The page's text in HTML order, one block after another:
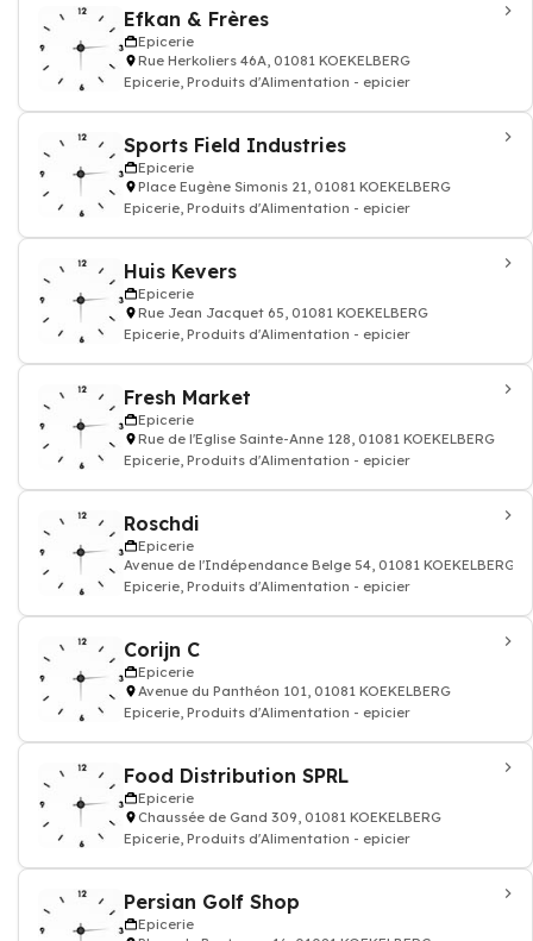
Efkan & Frères
Epicerie
Rue Herkoliers 46A, 01081 KOEKELBERG
Epicerie, Produits d'Alimentation - epicier
Sports Field Industries
Epicerie
Place Eugène Simonis 21, 01081 KOEKELBERG
Epicerie, Produits d'Alimentation - epicier
Huis Kevers
Epicerie
Rue Jean Jacquet 65, 01081 KOEKELBERG
Epicerie, Produits d'Alimentation - epicier
Fresh Market
Epicerie
Rue de l'Eglise Sainte-Anne 128, 01081 KOEKELBERG
Epicerie, Produits d'Alimentation - epicier
Roschdi
Epicerie
Avenue de l'Indépendance Belge 54, 01081 KOEKELBERG
Epicerie, Produits d'Alimentation - epicier
Corijn C
Epicerie
Avenue du Panthéon 101, 01081 KOEKELBERG
Epicerie, Produits d'Alimentation - epicier
Food Distribution SPRL
Epicerie
Chaussée de Gand 309, 01081 KOEKELBERG
Epicerie, Produits d'Alimentation - epicier
Persian Golf Shop
Epicerie